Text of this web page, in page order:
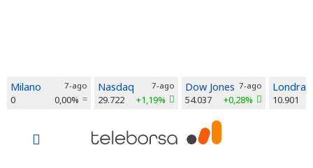
Milano 7-ago
0 0,00%
Nasdaq 7-ago
29.722 +1,19%
Dow Jones 7-ago
54.037 +0,28%
Londra
10.901